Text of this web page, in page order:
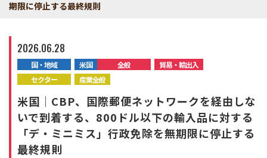
サービス
全般
化学物質 環境
注目領域 新領域
期限に停止する最終規則
2026.06.28
国・地域 米国 全般
貿易・輸出入
セクター
産業全般
米国｜CBP、国際郵便ネットワークを経由しな
いで到着する、800ドル以下の輸入品に対する
「デ・ミニミス」行政免除を無期限に停止する
最終規則